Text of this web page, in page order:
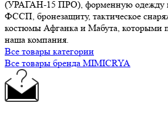
(УРАГАН-15 ПРО), форменную одежду
ФССП, бронезащиту, тактическое
костюмы Афганка и Мабута, которыми
наша компания.
Все товары категории
Все товары бренда MIMICRYA